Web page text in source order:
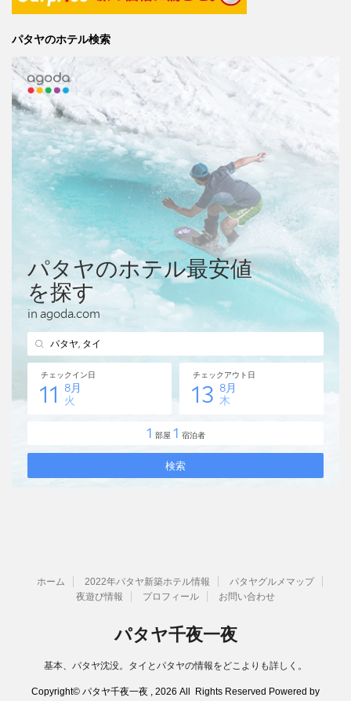
パタヤのホテル検索
ホーム 2022年パタヤ新築ホテル情報
パタヤグルメマップ
夜遊び情報
プロフィール お問い合わせ
パタヤ千夜一夜
基本、パタヤ沈没。タイとパタヤの情報をどこよりも詳しく。
Copyright© パタヤ千夜一夜 , 2026 All Rights Reserved Powered by